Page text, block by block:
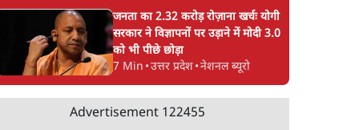
जनता का 2.32 करोड़ रोज़ाना खर्चः योगी
सरकार ने विज्ञापनों पर उड़ाने में मोदी 3.0
को भी पीछे छोड़ा
7 Min •उत्तर प्रदेश•नेशनल ब्यूरो
Advertisement 122455